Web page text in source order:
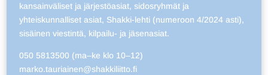
kansainväliset ja järjestöasiat, sidosryhmät ja
yhteiskunnalliset asiat, Shakki-lehti (numeroon 4/2024 asti),
sisäinen viestintä, kilpailu- ja jäsenasiat.
050 5813500 (ma–ke klo 10–12)
marko.tauriainen@shakkiliitto.fi